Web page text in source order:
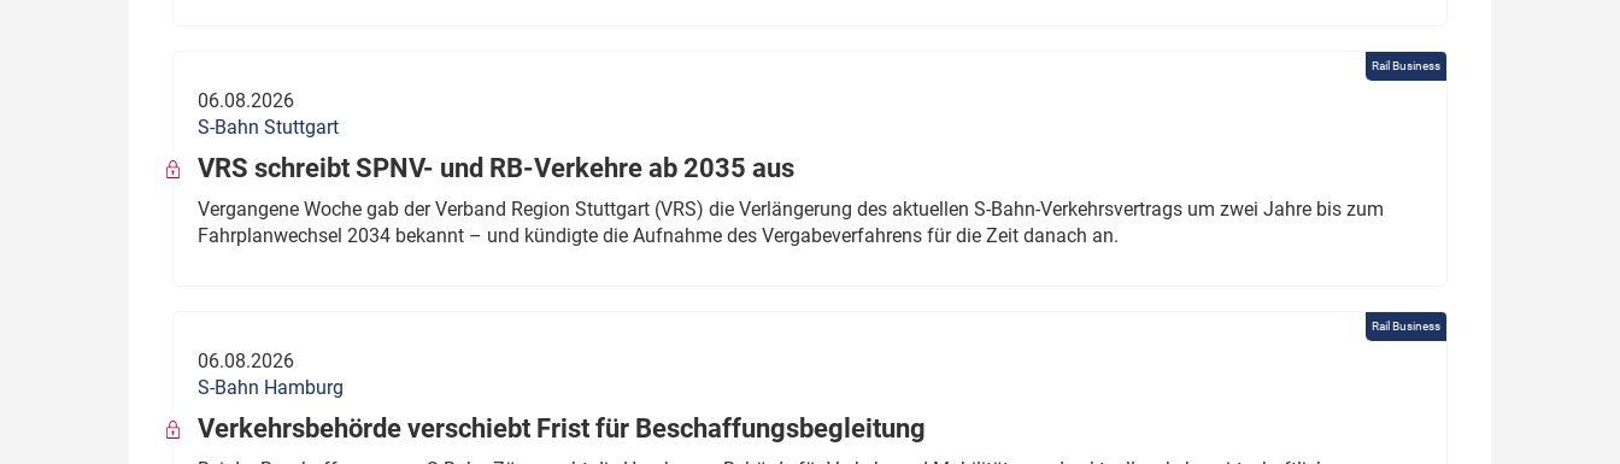
Rail Business
06.08.2026
S-Bahn Stuttgart
VRS schreibt SPNV- und RB-Verkehre ab 2035 aus
Vergangene Woche gab der Verband Region Stuttgart (VRS) die Verlängerung des aktuellen S-Bahn-Verkehrsvertrags um zwei Jahre bis zum
Fahrplanwechsel 2034 bekannt – und kündigte die Aufnahme des Vergabeverfahrens für die Zeit danach an.
Rail Business
06.08.2026
S-Bahn Hamburg
Verkehrsbehörde verschiebt Frist für Beschaffungsbegleitung